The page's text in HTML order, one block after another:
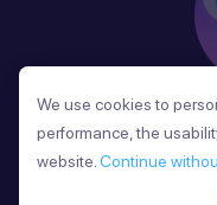
Sau mỗi bài học,
âm và ngữ pháp
We use cookies to
performance, the
website. Continue
We use cookies to
performance, the
website. Continue